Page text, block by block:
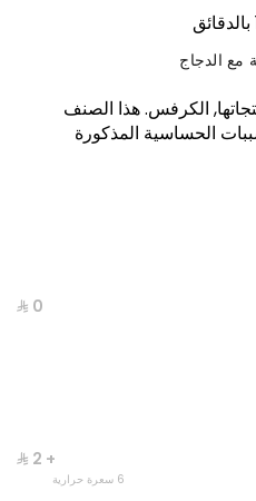
بالدقائق
مع الدجاج
الكرفس.هذا الصنف
الحساسية المذكورة
+ ⁨⁦‪‬ 2⁩
6 سعرة حرارية